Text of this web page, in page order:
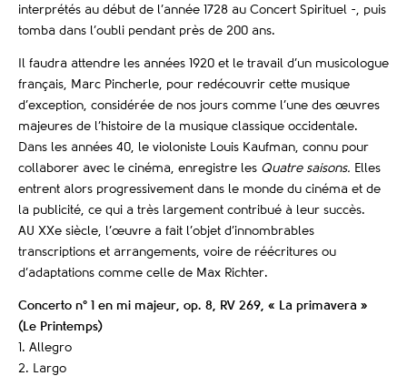
interprétés au début de l’année 1728 au Concert Spirituel -, puis
tomba dans l’oubli pendant près de 200 ans.
Il faudra attendre les années 1920 et le travail d’un musicologue
français, Marc Pincherle, pour redécouvrir cette musique
d’exception, considérée de nos jours comme l’une des œuvres
majeures de l’histoire de la musique classique occidentale.
Dans les années 40, le violoniste Louis Kaufman, connu pour
collaborer avec le cinéma, enregistre les Quatre saisons. Elles
entrent alors progressivement dans le monde du cinéma et de
la publicité, ce qui a très largement contribué à leur succès.
AU XXe siècle, l’œuvre a fait l’objet d’innombrables
transcriptions et arrangements, voire de réécritures ou
d’adaptations comme celle de Max Richter.
Concerto n° 1 en mi majeur, op. 8, RV 269, « La primavera »
(Le Printemps)
1. Allegro
2. Largo